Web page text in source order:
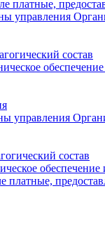
платные,
управления
состав
управления
состав
платные,